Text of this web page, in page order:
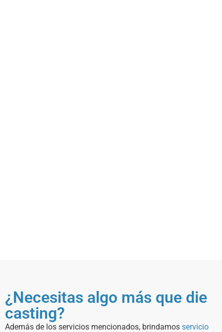
¿Necesitas algo más que die
casting?
Además de los servicios mencionados, brindamos servicio